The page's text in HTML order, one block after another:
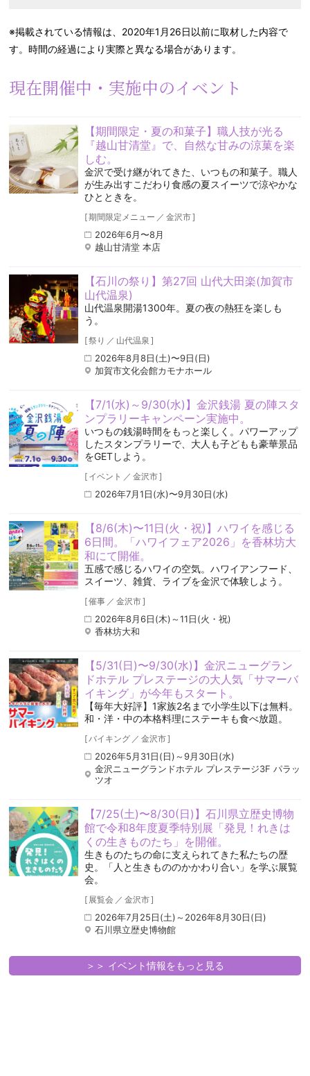
※掲載されている情報は、2020年1月26日以前に取材した内容で
す。時間の経過により実際と異なる場合があります。
現在開催中・実施中のイベント
【期間限定・夏の和菓子】職人技が光る
『越山甘清堂』で、自然な甘みの涼菓を楽
しむ。
金沢で受け継がれてきた、いつもの和菓子。職人
が生み出すこだわり食感の夏スイーツで涼やかな
ひとときを。
[期間限定メニュー ／ 金沢市]
2026年6月〜8月
越山甘清堂 本店
【石川の祭り】第27回 山代大田楽(加賀市
山代温泉)
山代温泉開湯1300年。夏の夜の熱狂を楽しも
う。
[祭り ／ 山代温泉 ]
2026年8月8日(土)〜9日(日)
加賀市文化会館カモナホール
【7/1(水)～9/30(水)】金沢銭湯 夏の陣スタ
ンプラリーキャンペーン実施中。
いつもの銭湯時間をもっと楽しく。パワーアップ
したスタンプラリーで、大人も子どもも豪華景品
をGETしよう。
[ イベント ／ 金沢市]
2026年7月1日(水)〜9月30日(水)
【8/6(木)〜11日(火・祝)】ハワイを感じる
6日間。「ハワイフェア2026」を香林坊大
和にて開催。
五感で感じるハワイの空気️。ハワイアンフード、
スイーツ、雑貨、ライブを金沢で体験しよう。
[催事 ／ 金沢市]
2026年8月6日(木)～11日(火・祝)
香林坊大和
【5/31(日)〜9/30(水)】金沢ニューグラン
ドホテル プレステージの大人気「サマーバ
イキング」が今年もスタート。
【毎年大好評】1家族2名まで小学生以下は無料。
和・洋・中の本格料理にステーキも食べ放題。
[バイキング ／ 金沢市]
2026年5月31日(日)～9月30日(水)
金沢ニューグランドホテル プレステージ3F パラッ
ツオ
【7/25(土)〜8/30(日)】石川県立歴史博物
館で令和8年度夏季特別展「発見！れきは
くの生きものたち」を開催。
生きものたちの命に支えられてきた私たちの歴
史。「人と生きもののかかわり合い」を学ぶ展覧
会。
[ 展覧会 ／ 金沢市]
2026年7月25日(土)～2026年8月30日(日)
石川県立歴史博物館
＞＞ イベント情報をもっと見る